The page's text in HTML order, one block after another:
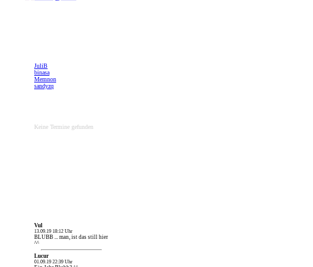
JuliB
binasa
Memnon
sandyzq
Keine Termine gefunden
Vul
13.09.19 18:12 Uhr
BLUBB ... man, ist das still hier
^^
Lucur
01.09.19 22:39 Uhr